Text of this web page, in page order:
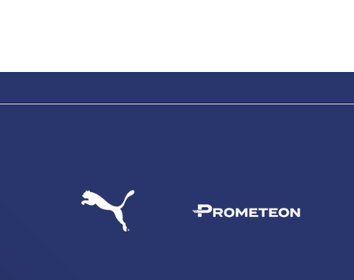
sempre abilitati